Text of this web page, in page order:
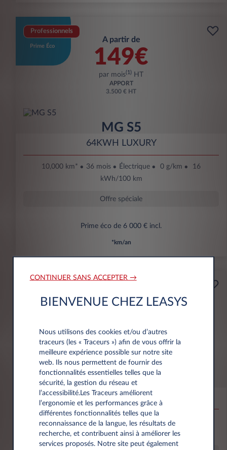
Professionnels
Prime Éco
A partir de
149€
par mois(1) HT
APPORT
3.500 € HT
MG S5
64KWH LUXURY
10,000 km* 36 mois Électrique 0 g/km
16
kWh/100 km
Offre spéciale
Prime éco de 6 000 € incl.
*km/an
Prime Éco 159€
par mois HT
3.500 € HT
Citroën Ë-C3 Aircross
53KWH EXTENDED RANGE MAX
10,000 km* 36 mois Électrique 0 g/km
kWh/100 km
CONTINUER SANS ACCEPTER →
BIENVENUE CHEZ LEASYS
Nous utilisons des cookies et/ou d’autres
traceurs (les « Traceurs ») afin de vous offrir la
meilleure expérience possible sur notre site
web. Ils nous permettent de fournir des
fonctionnalités essentielles telles que la
sécurité, la gestion du réseau et
l’accessibilité.Les Traceurs améliorent
l’ergonomie et les performances grâce à
différentes fonctionnalités telles que la
reconnaissance de la langue, les résultats de
recherche, et contribuent ainsi à améliorer les
services proposés. Notre site peut également